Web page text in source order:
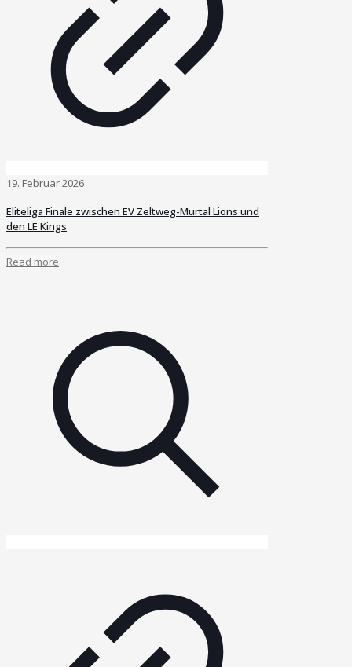
19. Februar 2026
Eliteliga Finale zwischen EV Zeltweg-Murtal Lions und
den LE Kings
Read more